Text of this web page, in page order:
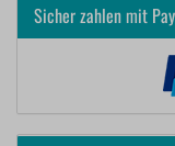
Sicher zahlen mit